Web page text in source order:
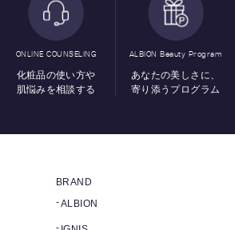
ONLINE COUNSELING
化粧品の使い方や
肌悩みを相談する
ALBION Beauty Program
あなたの美しさに、
寄り添うプログラム
BRAND
ALBION